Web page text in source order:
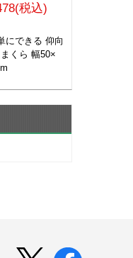
税込)
にできる 仰向
くら 幅50×